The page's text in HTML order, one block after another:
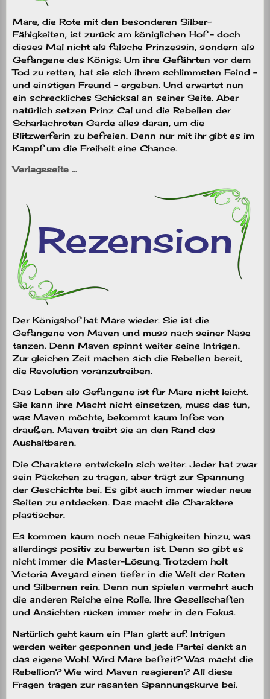
Mare, die Rote mit den besonderen Silber-
Fähigkeiten, ist zurück am königlichen Hof – doch
dieses Mal nicht als falsche Prinzessin, sondern als
Gefangene des Königs: Um ihre Gefährten vor dem
Tod zu retten, hat sie sich ihrem schlimmsten Feind –
und einstigen Freund – ergeben. Und erwartet nun
ein schreckliches Schicksal an seiner Seite. Aber
natürlich setzen Prinz Cal und die Rebellen der
Scharlachroten Garde alles daran, um die
Blitzwerferin zu befreien. Denn nur mit ihr gibt es im
Kampf um die Freiheit eine Chance.
Verlagsseite …
Der Königshof hat Mare wieder. Sie ist die
Gefangene von Maven und muss nach seiner Nase
tanzen. Denn Maven spinnt weiter seine Intrigen.
Zur gleichen Zeit machen sich die Rebellen bereit,
die Revolution voranzutreiben.
Das Leben als Gefangene ist für Mare nicht leicht.
Sie kann ihre Macht nicht einsetzen, muss das tun,
was Maven möchte, bekommt kaum Infos von
draußen. Maven treibt sie an den Rand des
Aushaltbaren.
Die Charaktere entwickeln sich weiter. Jeder hat zwar
sein Päckchen zu tragen, aber trägt zur Spannung
der Geschichte bei. Es gibt auch immer wieder neue
Seiten zu entdecken. Das macht die Charaktere
plastischer.
Es kommen kaum noch neue Fähigkeiten hinzu, was
allerdings positiv zu bewerten ist. Denn so gibt es
nicht immer die Master-Lösung. Trotzdem holt
Victoria Aveyard einen tiefer in die Welt der Roten
und Silbernen rein. Denn nun spielen vermehrt auch
die anderen Reiche eine Rolle. Ihre Gesellschaften
und Ansichten rücken immer mehr in den Fokus.
Natürlich geht kaum ein Plan glatt auf. Intrigen
werden weiter gesponnen und jede Partei denkt an
das eigene Wohl. Wird Mare befreit? Was macht die
Rebellion? Wie wird Maven reagieren? All diese
Fragen tragen zur rasanten Spannungskurve bei.